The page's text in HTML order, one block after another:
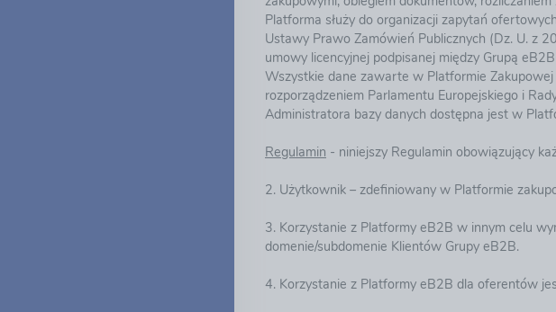
Platforma służy do organizacji zapytań
Ustawy Prawo Zamówień Publicznych (Dz. U. z
umowy licencyjnej podpisanej między Grupą
Wszystkie dane zawarte w Platformie
rozporządzeniem Parlamentu Europejskiego i
Administratora bazy danych dostępna jest w
Regulamin - niniejszy Regulamin obowiązujący
2. Użytkownik – zdefiniowany w Platformie
3. Korzystanie z Platformy eB2B w innym celu
domenie/subdomenie Klientów Grupy eB2B.
4. Korzystanie z Platformy eB2B dla oferentów